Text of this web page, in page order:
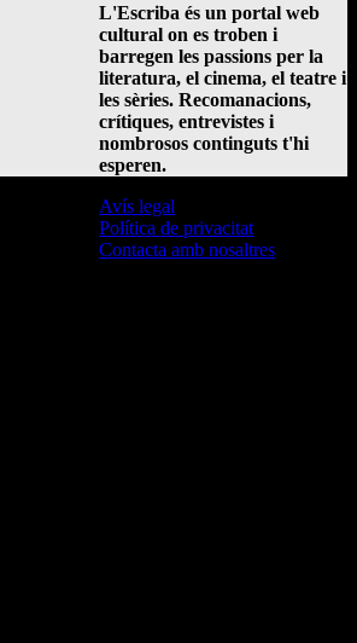
L'Escriba és un portal web
cultural on es troben i
barregen les passions per la
literatura, el cinema, el teatre i
les sèries. Recomanacions,
crítiques, entrevistes i
nombrosos continguts t'hi
esperen.
Avís legal
Política de privacitat
Contacta amb nosaltres